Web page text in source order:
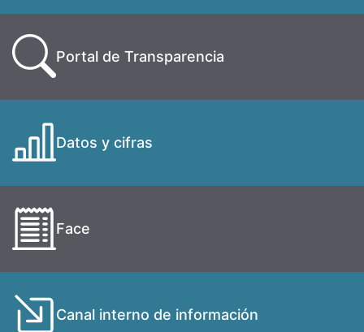
Portal de Transparencia
Datos y cifras
Face
Canal interno de información